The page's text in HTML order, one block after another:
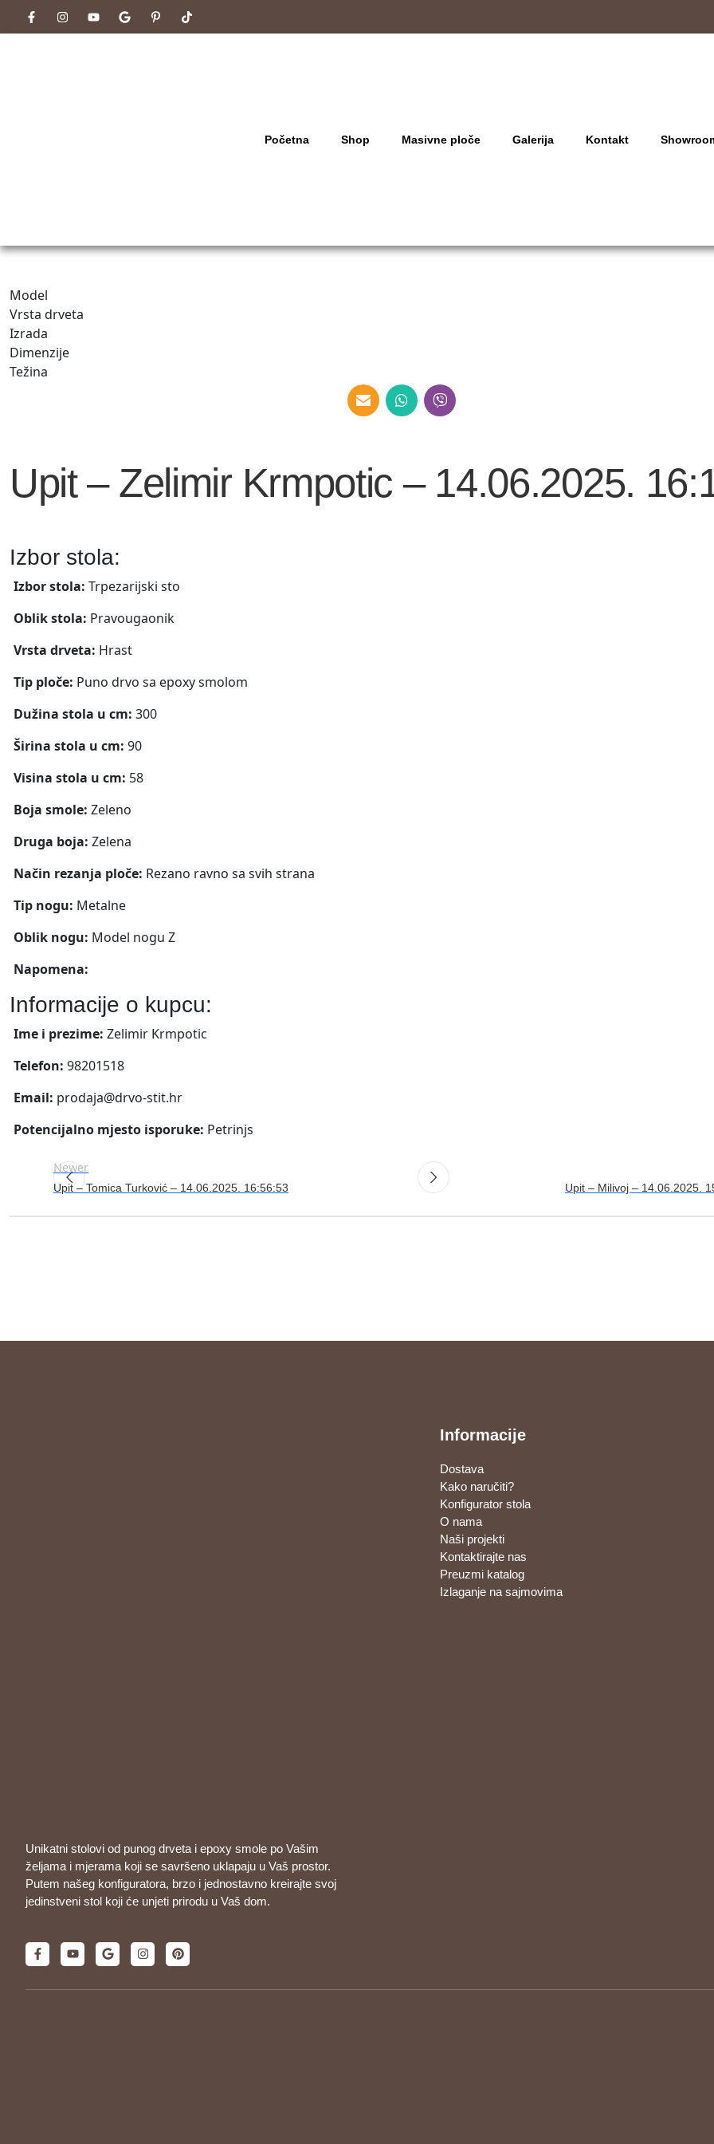
Početna Shop Masivne ploče Galerija Kontakt
Model
Vrsta drveta
Izrada
Dimenzije
Težina
Upit – Zelimir Krmpotic – 14.06.2025.
Izbor stola:
Izbor stola: Trpezarijski sto
Oblik stola: Pravougaonik
Vrsta drveta: Hrast
Tip ploče: Puno drvo sa epoxy smolom
Dužina stola u cm: 300
Širina stola u cm: 90
Visina stola u cm: 58
Boja smole: Zeleno
Druga boja: Zelena
Način rezanja ploče: Rezano ravno sa svih strana
Tip nogu: Metalne
Oblik nogu: Model nogu Z
Napomena:
Informacije o kupcu:
Ime i prezime: Zelimir Krmpotic
Telefon: 98201518
Email: prodaja@drvo-stit.hr
Potencijalno mjesto isporuke: Petrinjs
Newer
Upit – Tomica Turković – 14.06.2025. 16:56:53 Upit – Milivoj – 14.06.2025.
Unikatni stolovi od punog drveta i epoxy smole po Vašim
željama i mjerama koji se savršeno uklapaju u Vaš prostor.
Putem našeg konfiguratora, brzo i jednostavno kreirajte svoj
jedinstveni stol koji će unjeti prirodu u Vaš dom.
Informacije
Dostava
Kako naručiti?
Konfigurator stola
O nama
Naši projekti
Kontaktirajte nas
Preuzmi katalog
Izlaganje na sajmovima